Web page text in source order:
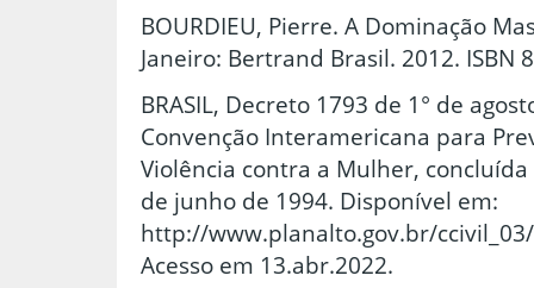
BOURDIEU, Pierre. A Dominação
Janeiro: Bertrand Brasil. 2012. ISBN
BRASIL, Decreto 1793 de 1° de
Convenção Interamericana para
Violência contra a Mulher,
de junho de 1994. Disponível em:
http://www.planalto.gov.br/
Acesso em 13.abr.2022.